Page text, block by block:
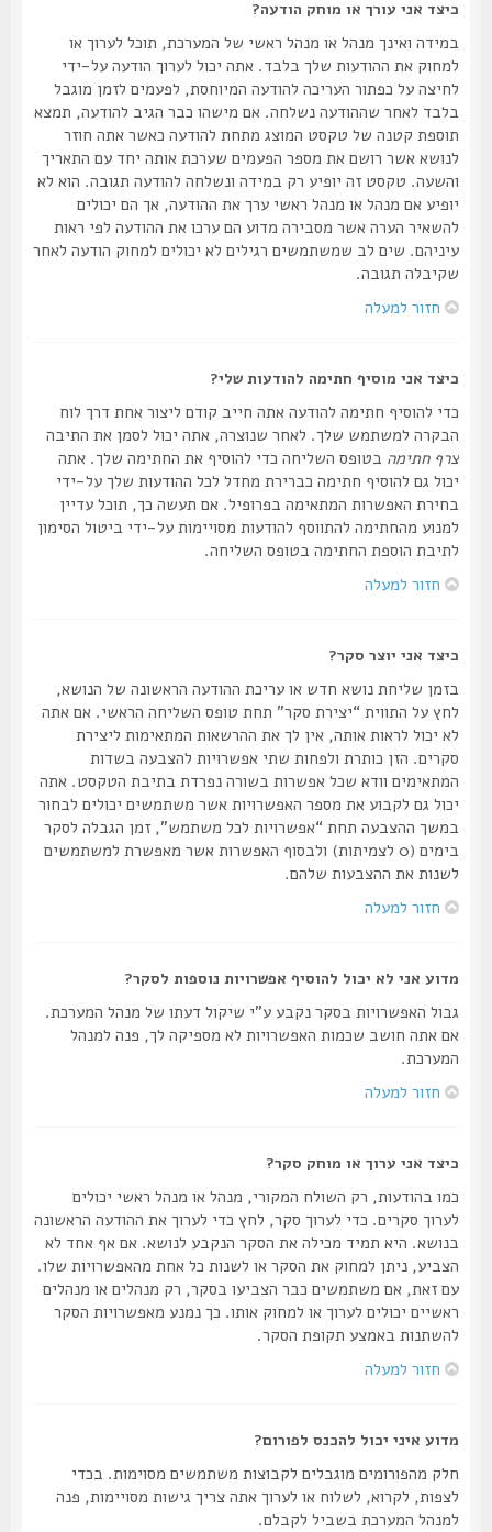
כיצד אני עורך או מוחק הודעה?
במידה ואינך מנהל או מנהל ראשי של המערכת, תוכל לערוך או
למחוק את ההודעות שלך בלבד. אתה יכול לערוך הודעה על-ידי
לחיצה על כפתור העריכה להודעה המיוחסת, לפעמים לזמן מוגבל
בלבד לאחר שההודעה נשלחה. אם מישהו כבר הגיב להודעה, תמצא
תוספת קטנה של טקסט המוצג מתחת להודעה כאשר אתה חוזר
לנושא אשר רושם את מספר הפעמים שערכת אותה יחד עם התאריך
והשעה. טקסט זה יופיע רק במידה ונשלחה להודעה תגובה. הוא לא
יופיע אם מנהל או מנהל ראשי ערך את ההודעה, אך הם יכולים
להשאיר הערה אשר מסבירה מדוע הם ערכו את ההודעה לפי ראות
עיניהם. שים לב שמשתמשים רגילים לא יכולים למחוק הודעה לאחר
שקיבלה תגובה.
חזור למעלה
כיצד אני מוסיף חתימה להודעות שלי?
כדי להוסיף חתימה להודעה אתה חייב קודם ליצור אחת דרך לוח
הבקרה למשתמש שלך. לאחר שנוצרה, אתה יכול לסמן את התיבה
צרף חתימהבטופס השליחה כדי להוסיף את החתימה שלך. אתה
יכול גם להוסיף חתימה כברירת מחדל לכל ההודעות שלך על-ידי
בחירת האפשרות המתאימה בפרופיל. אם תעשה כך, תוכל עדיין
למנוע מהחתימה להתווסף להודעות מסויימות על-ידי ביטול הסימון
לתיבת הוספת החתימה בטופס השליחה.
חזור למעלה
כיצד אני יוצר סקר?
בזמן שליחת נושא חדש או עריכת ההודעה הראשונה של הנושא,
לחץ על התווית “יצירת סקר” תחת טופס השליחה הראשי. אם אתה
לא יכול לראות אותה, אין לך את ההרשאות המתאימות ליצירת
סקרים. הזן כותרת ולפחות שתי אפשרויות להצבעה בשדות
המתאימים וודא שכל אפשרות בשורה נפרדת בתיבת הטקסט. אתה
יכול גם לקבוע את מספר האפשרויות אשר משתמשים יכולים לבחור
במשך ההצבעה תחת “אפשרויות לכל משתמש”, זמן הגבלה לסקר
בימים (0 לצמיתות) ולבסוף האפשרות אשר מאפשרת למשתמשים
לשנות את ההצבעות שלהם.
חזור למעלה
מדוע אני לא יכול להוסיף אפשרויות נוספות לסקר?
גבול האפשרויות בסקר נקבע ע"י שיקול דעתו של מנהל המערכת.
אם אתה חושב שכמות האפשרויות לא מספיקה לך, פנה למנהל
המערכת.
חזור למעלה
כיצד אני ערוך או מוחק סקר?
כמו בהודעות, רק השולח המקורי, מנהל או מנהל ראשי יכולים
לערוך סקרים. כדי לערוך סקר, לחץ כדי לערוך את ההודעה הראשונה
בנושא. היא תמיד מכילה את הסקר הנקבע לנושא. אם אף אחד לא
הצביע, ניתן למחוק את הסקר או לשנות כל אחת מהאפשרויות שלו.
עם זאת, אם משתמשים כבר הצביעו בסקר, רק מנהלים או מנהלים
ראשיים יכולים לערוך או למחוק אותו. כך נמנע מאפשרויות הסקר
להשתנות באמצע תקופת הסקר.
חזור למעלה
מדוע איני יכול להכנס לפורום?
חלק מהפורומים מוגבלים לקבוצות משתמשים מסוימות. בכדי
לצפות, לקרוא, לשלוח או לערוך אתה צריך גישות מסויימות, פנה
למנהל המערכת בשביל לקבלם.